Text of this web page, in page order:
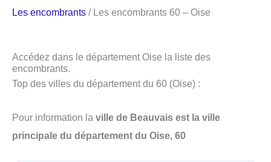
Les encombrants / Les encombrants 60 – Oise
Accédez dans le département Oise la liste des
encombrants.
Top des villes du département du 60 (Oise) :
Pour information la ville de Beauvais est la ville
principale du département du Oise, 60